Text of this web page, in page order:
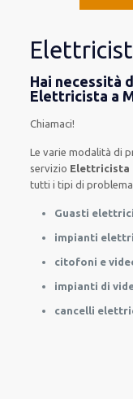
Hai necessità
Elettricista a
Chiamaci!
Levarie modalità di
servizio Elettricista
tutti i tipi di problema
Guasti elettrici
impianti
citofoni e
impianti di
cancelli